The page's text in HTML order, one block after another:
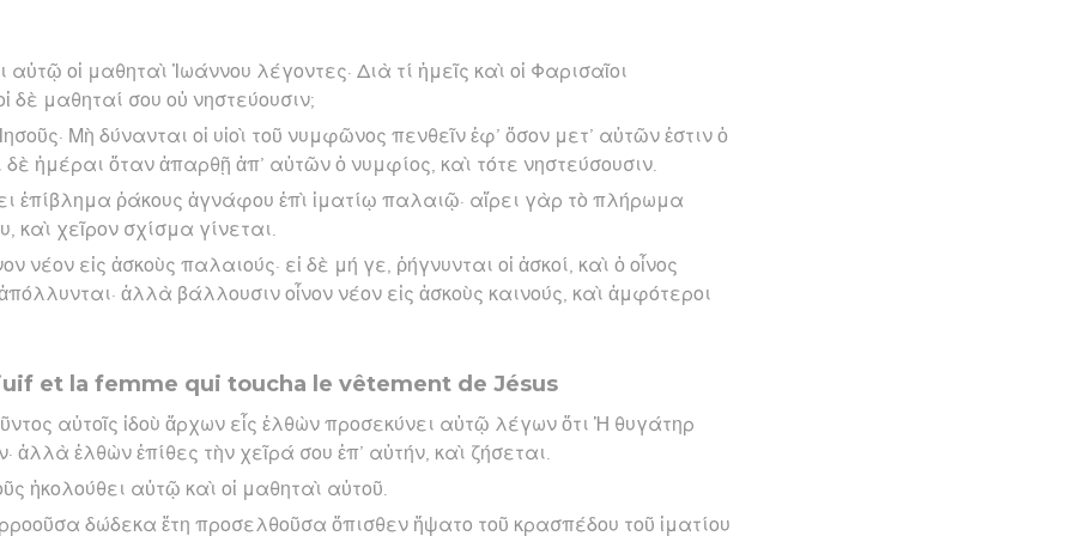
οἱ μαθηταὶ Ἰωάννου λέγοντες· Διὰ τί ἡμεῖς καὶ οἱ Φαρισαῖοι
δὲ μαθηταί σου οὐ νηστεύουσιν;
Μὴ δύνανται οἱ υἱοὶ τοῦ νυμφῶνος πενθεῖν ἐφ’ ὅσον μετ’ αὐτῶν ἐστιν ὁ
ἡμέραι ὅταν ἀπαρθῇ ἀπ’ αὐτῶν ὁ νυμφίος, καὶ τότε νηστεύσουσιν.
ἐπίβλημα ῥάκους ἀγνάφου ἐπὶ ἱματίῳ παλαιῷ· αἴρει γὰρ τὸ πλήρωμα
καὶ χεῖρον σχίσμα γίνεται.
νέον εἰς ἀσκοὺς παλαιούς· εἰ δὲ μή γε, ῥήγνυνται οἱ ἀσκοί, καὶ ὁ οἶνος
ἀπόλλυνται· ἀλλὰ βάλλουσιν οἶνον νέον εἰς ἀσκοὺς καινούς, καὶ ἀμφότεροι
et la femme qui toucha le vêtement de Jésus
αὐτοῖς ἰδοὺ ἄρχων εἷς ἐλθὼν προσεκύνει αὐτῷ λέγων ὅτι Ἡ θυγάτηρ
ἀλλὰ ἐλθὼν ἐπίθες τὴν χεῖρά σου ἐπ’ αὐτήν, καὶ ζήσεται.
ἠκολούθει αὐτῷ καὶ οἱ μαθηταὶ αὐτοῦ.
δώδεκα ἔτη προσελθοῦσα ὄπισθεν ἥψατο τοῦ κρασπέδου τοῦ ἱματίου